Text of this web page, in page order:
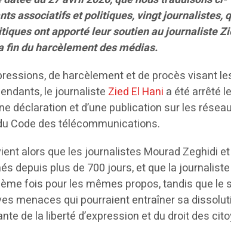
associatifs et politiques, vingt journalistes,
ont apporté leur soutien au journaliste
fin du harcèlement des médias.
de harcèlement et de procès visant
le journaliste Zied El Hani a été arrêté le
déclaration et d’une publication sur les
Code des télécommunications.
alors que les journalistes Mourad Zeghidi et
depuis plus de 700 jours, et que la
fois pour les mêmes propos, tandis que le
menaces qui pourraient entraîner sa
de la liberté d’expression et du droit des